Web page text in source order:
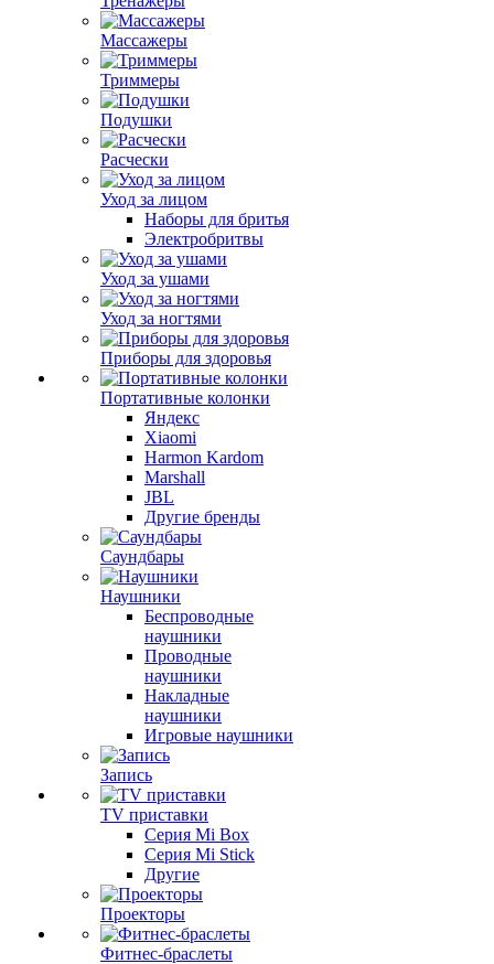
Массажеры
Триммеры
Подушки
Расчески
Уход за лицом
Наборы для бритья
Электробритвы
Уход за ушами
Уход за ногтями
Приборы для здоровья
Портативные колонки
Яндекс
Xiaomi
Harmon Kardom
Marshall
JBL
Другие бренды
Саундбары
Наушники
Беспроводные
наушники
Проводные
наушники
Накладные
наушники
Игровые наушники
Запись
TV приставки
Серия Mi Box
Серия Mi Stick
Другие
Проекторы
Фитнес-браслеты